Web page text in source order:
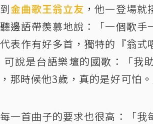
金曲歌王翁立友 ，他一登場就
邊語帶羨慕地說：「一個歌手
表作有好多首，獨特的『翁式
說是台語樂壇的國歌：「我
那時候他3歲，真的是好可怕。
一首曲子的要求也很高：「我